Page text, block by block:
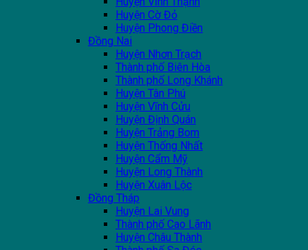
Huyện Cờ Đỏ
Huyện Phong Điền
Đồng Nai
Huyện Nhơn Trạch
Thành phố Biên Hòa
Thành phố Long Khánh
Huyện Tân Phú
Huyện Vĩnh Cửu
Huyện Định Quán
Huyện Trảng Bom
Huyện Thống Nhất
Huyện Cẩm Mỹ
Huyện Long Thành
Huyện Xuân Lộc
Đồng Tháp
Huyện Lai Vung
Thành phố Cao Lãnh
Huyện Châu Thành